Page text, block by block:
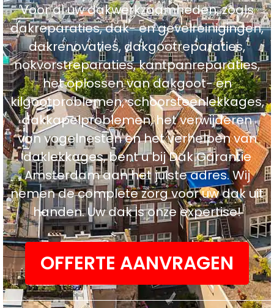
Voor al uw dakwerkzaamheden, zoals
dakreparaties, dak- en gevelreinigingen,
dakrenovaties, dakgootreparaties,
nokvorstreparaties, kantpanreparaties,
het oplossen van dakgoot- en
kilgootproblemen, schoorsteenlekkages,
dakkapelproblemen, het verwijderen
van vogelnesten en het verhelpen van
daklekkages, bent u bij Dak Garantie
Amsterdam aan het juiste adres. Wij
nemen de complete zorg voor uw dak uit
handen. Uw dak is onze expertise!
OFFERTE AANVRAGEN